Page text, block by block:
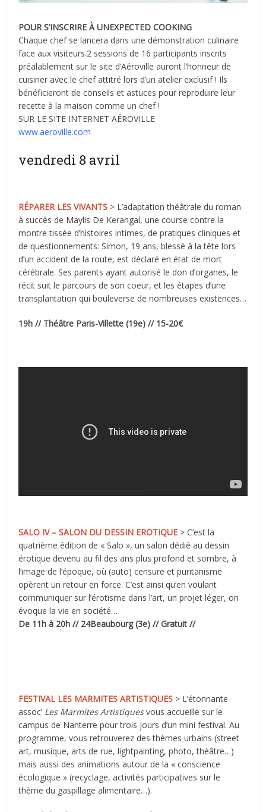
POUR S’INSCRIRE À UNEXPECTED COOKING
Chaque chef se lancera dans une démonstration culinaire
face aux visiteurs.2 sessions de 16 participants inscrits
préalablement sur le site d’Aéroville auront l’honneur de
cuisiner avec le chef attitré lors d’un atelier exclusif ! Ils
bénéficieront de conseils et astuces pour reproduire leur
recette à la maison comme un chef !
SUR LE SITE INTERNET AÉROVILLE
www.aeroville.com
vendredi 8 avril
RÉPARER LES VIVANTS > L’adaptation théâtrale du roman
à succès de Maylis De Kerangal, une course contre la
montre tissée d’histoires intimes, de pratiques cliniques et
de questionnements: Simon, 19 ans, blessé à la tête lors
d’un accident de la route, est déclaré en état de mort
cérébrale. Ses parents ayant autorisé le don d’organes, le
récit suit le parcours de son coeur, et les étapes d’une
transplantation qui bouleverse de nombreuses existences…
19h // Théâtre Paris-Villette (19e) // 15-20€
SALO IV – SALON DU DESSIN EROTIQUE > C’est la
quatrième édition de « Salo », un salon dédié au dessin
érotique devenu au fil des ans plus profond et sombre, à
l’image de l’époque, où (auto) censure et puritanisme
opèrent un retour en force. C’est ainsi qu’en voulant
communiquer sur l’érotisme dans l’art, un projet léger, on
évoque la vie en société…
De 11h à 20h // 24Beaubourg (3e) // Gratuit //
FESTIVAL LES MARMITES ARTISTIQUES > L’étonnante
assoc’ Les Marmites Artistiquesvous accueille sur le
campus de Nanterre pour trois jours d’un mini festival. Au
programme, vous retrouverez des thèmes urbains (street
art, musique, arts de rue, lightpainting, photo, théâtre…)
mais aussi des animations autour de la « conscience
écologique » (recyclage, activités participatives sur le
thème du gaspillage alimentaire…).